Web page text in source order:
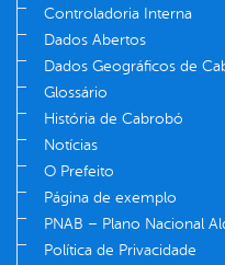
Controladoria Interna
Dados Abertos
Dados Geográficos de
Glossário
História de Cabrobó
Notícias
O Prefeito
Página de exemplo
PNAB – Plano Nacional
Política de Privacidade